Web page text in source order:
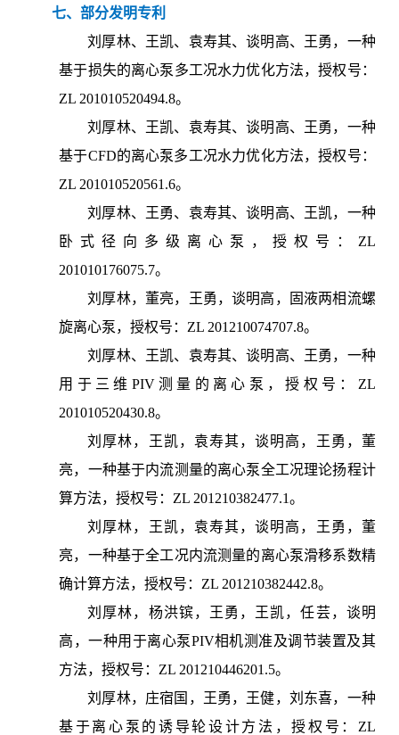
七、部分发明专利
刘厚林、王凯、袁寿其、谈明高、王勇，一种
基于损失的离心泵多工况水力优化方法，授权号：
ZL 201010520494.8。
刘厚林、王凯、袁寿其、谈明高、王勇，一种
基于CFD的离心泵多工况水力优化方法，授权号：
ZL 201010520561.6。
刘厚林、王勇、袁寿其、谈明高、王凯，一种
卧式径向多级离心泵，授权号：ZL
201010176075.7。
刘厚林，董亮，王勇，谈明高，固液两相流螺
旋离心泵，授权号：ZL 201210074707.8。
刘厚林、王凯、袁寿其、谈明高、王勇，一种
用于三维PIV测量的离心泵，授权号：ZL
201010520430.8。
刘厚林，王凯，袁寿其，谈明高，王勇，董
亮，一种基于内流测量的离心泵全工况理论扬程计
算方法，授权号：ZL 201210382477.1。
刘厚林，王凯，袁寿其，谈明高，王勇，董
亮，一种基于全工况内流测量的离心泵滑移系数精
确计算方法，授权号：ZL 201210382442.8。
刘厚林，杨洪镔，王勇，王凯，任芸，谈明
高，一种用于离心泵PIV相机测准及调节装置及其
方法，授权号：ZL 201210446201.5。
刘厚林，庄宿国，王勇，王健，刘东喜，一种
基于离心泵的诱导轮设计方法，授权号：ZL